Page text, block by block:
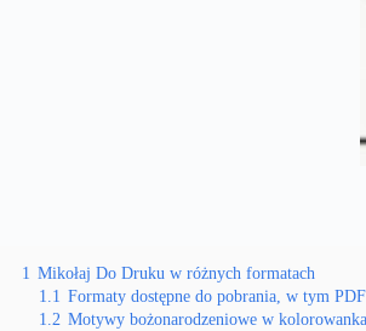
1 Mikołaj Do Druku w różnych formatach
1.1 Formaty dostępne do pobrania, w tym PDF
1.2 Motywy bożonarodzeniowe w